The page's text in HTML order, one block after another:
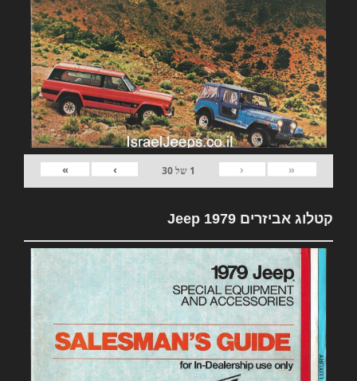
«
‹
1 של30
›
»
קטלוג אביזרים 1979 Jeep